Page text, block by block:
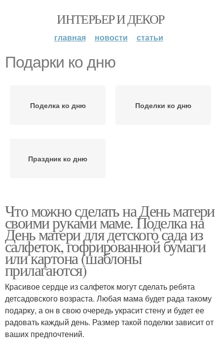
ИНТЕРЬЕР И ДЕКОР
главная новости статьи
Подарки ко дню
Поделка ко дню Поделки ко дню
Праздник ко дню
Что можно сделать на День матери
своими руками маме. Поделка на
День матери для детского сада из
салфеток, гофрированной бумаги
или картона (шаблоны
прилагаются)
Красивое сердце из салфеток могут сделать ребята
детсадовского возраста. Любая мама будет рада такому
подарку, а он в свою очередь украсит стену и будет ее
радовать каждый день. Размер такой поделки зависит от
ваших предпочтений.